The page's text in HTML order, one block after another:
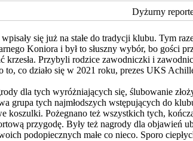
Dyżurny
się już na stałe do tradycji klubu. Tym
Koniora i był to słuszny wybór, bo gości
krzesła. Przybyli rodzice zawodniczki i
to, co działo się w 2021 roku, prezes UKS
dla tych wyróżniających się, ślubowanie
grupa tych najmłodszych wstępujących do
koszulki. Pożegnano też wszystkich tych,
przygodę. Były też nagrody dla objawień
podopiecznych małe co nieco. Sporo